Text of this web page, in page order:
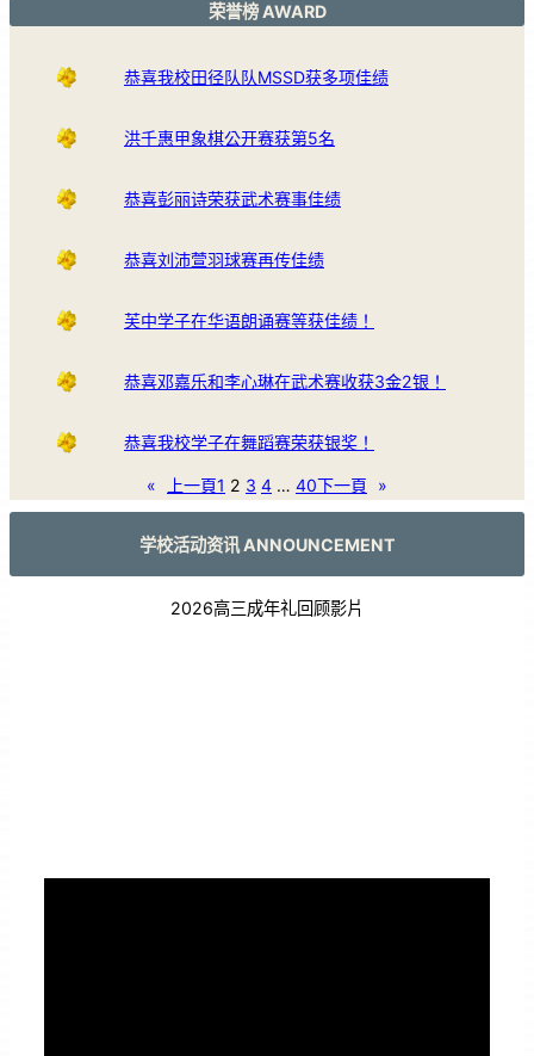
荣誉榜 AWARD
恭喜我校田径队队MSSD获多项佳绩
洪千惠甲象棋公开赛获第5名
恭喜彭丽诗荣获武术赛事佳绩
恭喜刘沛萱羽球赛再传佳绩
芙中学子在华语朗诵赛等获佳绩！
恭喜邓嘉乐和李心琳在武术赛收获3金2银！
恭喜我校学子在舞蹈赛荣获银奖！
« 上一頁1 2 3 4 … 40下一頁 »
学校活动资讯 ANNOUNCEMENT
2026高三成年礼回顾影片